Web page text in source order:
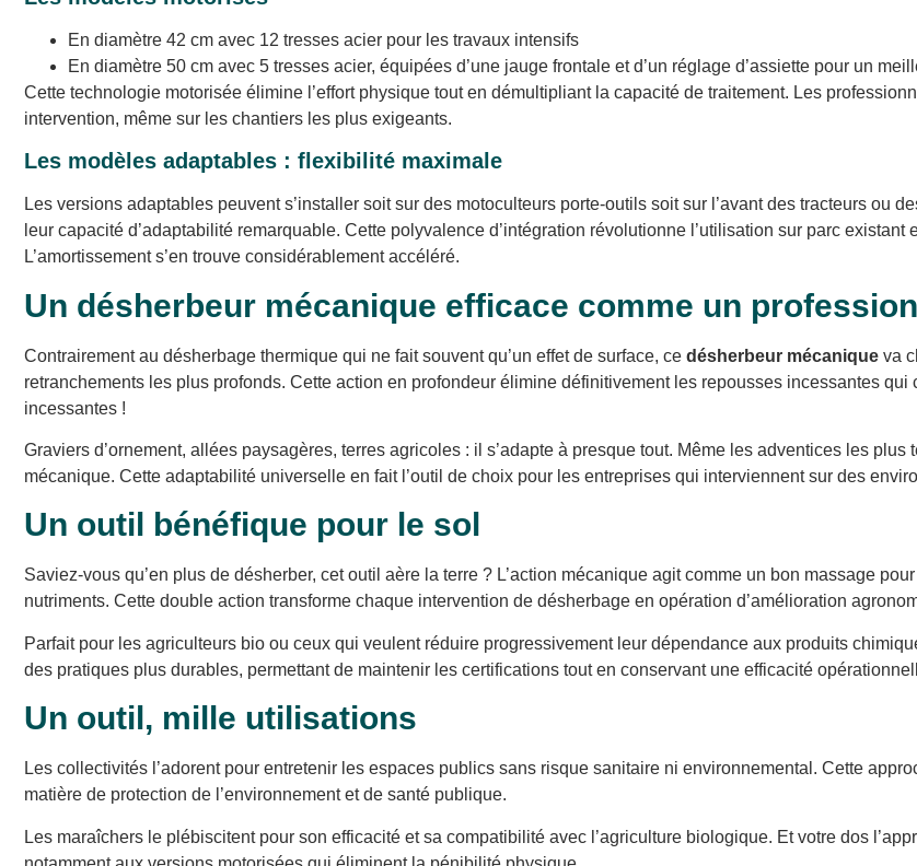
En diamètre 42 cm avec 12 tresses acier pour les travaux intensifs
En diamètre 50 cm avec 5 tresses acier, équipées d’une jauge frontale et d’un réglage d’assiette pour un
Cette technologie motorisée élimine l’effort physique tout en démultipliant la capacité de traitement. Les
intervention, même sur les chantiers les plus exigeants.
Les modèles adaptables : flexibilité maximale
Les versions adaptables peuvent s’installer soit sur des motoculteurs porte-outils soit sur l’avant des tracteurs ou
leur capacité d’adaptabilité remarquable. Cette polyvalence d’intégration révolutionne l’utilisation sur parc
L’amortissement s’en trouve considérablement accéléré.
Un désherbeur mécanique efficace comme un
Contrairement au désherbage thermique qui ne fait souvent qu’un effet de surface, ce désherbeur mécanique va
retranchements les plus profonds. Cette action en profondeur élimine définitivement les repousses incessantes
incessantes !
Graviers d’ornement, allées paysagères, terres agricoles : il s’adapte à presque tout. Même les adventices les
mécanique. Cette adaptabilité universelle en fait l’outil de choix pour les entreprises qui interviennent sur des
Un outil bénéfique pour le sol
Saviez-vous qu’en plus de désherber, cet outil aère la terre ? L’action mécanique agit comme un bon massage
nutriments. Cette double action transforme chaque intervention de désherbage en opération d’amélioration
Parfait pour les agriculteurs bio ou ceux qui veulent réduire progressivement leur dépendance aux produits
des pratiques plus durables, permettant de maintenir les certifications tout en conservant une efficacité
Un outil, mille utilisations
Les collectivités l’adorent pour entretenir les espaces publics sans risque sanitaire ni environnemental. Cette
matière de protection de l’environnement et de santé publique.
Les maraîchers le plébiscitent pour son efficacité et sa compatibilité avec l’agriculture biologique. Et votre dos